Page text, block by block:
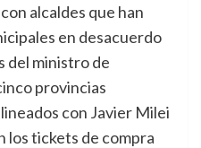
alcaldes que han
en desacuerdo
del ministro de
provincias
con Javier Milei
los tickets de compra